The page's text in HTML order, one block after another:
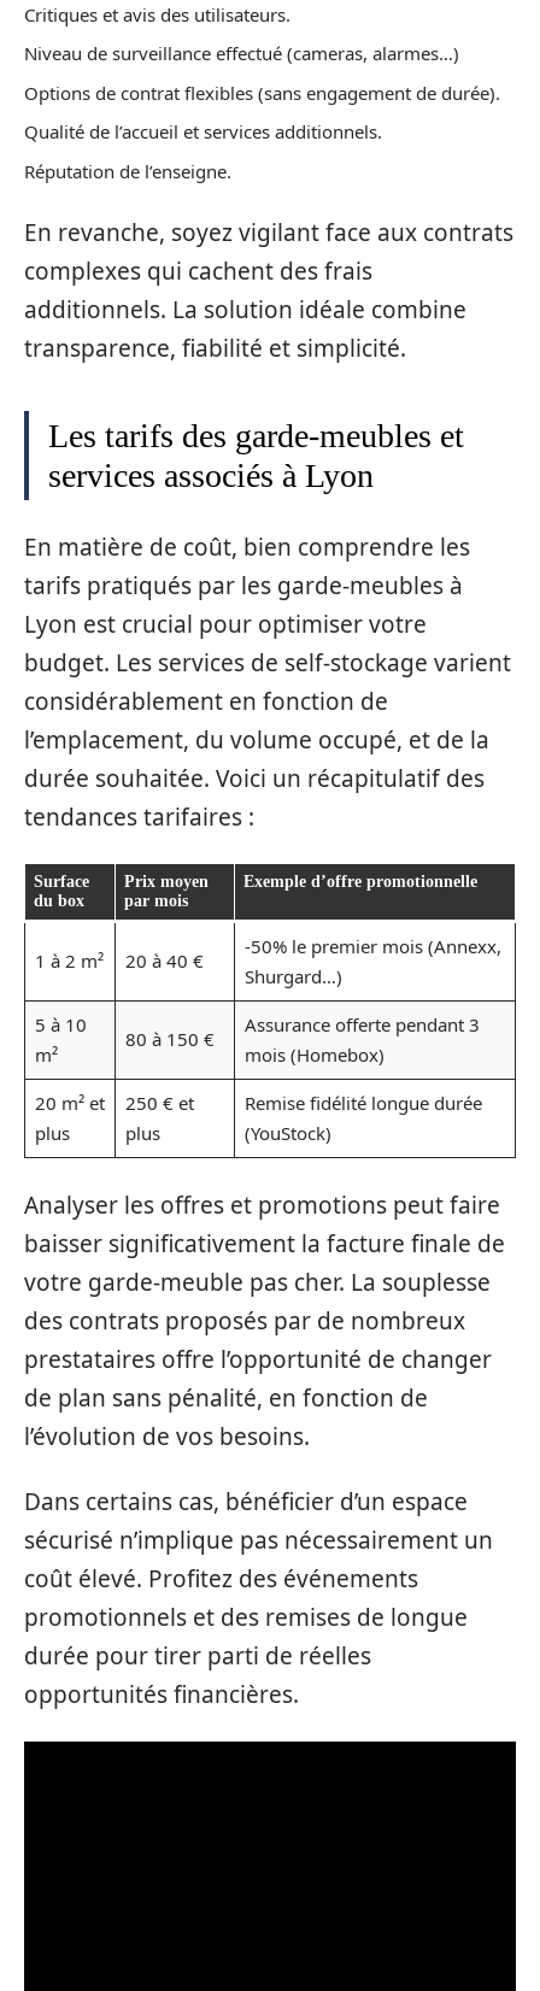
Critiques et avis des utilisateurs.
Niveau de surveillance effectué (cameras, alarmes…)
Options de contrat flexibles (sans engagement de durée).
Qualité de l’accueil et services additionnels.
Réputation de l’enseigne.
En revanche, soyez vigilant face aux contrats
complexes qui cachent des frais
additionnels. La solution idéale combine
transparence, fiabilité et simplicité.
Les tarifs des garde-meubles et
services associés à Lyon
En matière de coût, bien comprendre les
tarifs pratiqués par les garde-meubles à
Lyon est crucial pour optimiser votre
budget. Les services de self-stockage varient
considérablement en fonction de
l’emplacement, du volume occupé, et de la
durée souhaitée. Voici un récapitulatif des
tendances tarifaires :
Surface
du box
Prix moyen
par mois
Exemple d’offre promotionnelle
1 à 2 m² 20 à 40 €
-50% le premier mois (Annexx,
Shurgard…)
5 à 10
m²
80 à 150 €
Assurance offerte pendant 3
mois (Homebox)
20 m² et
plus
250 € et
plus
Remise fidélité longue durée
(YouStock)
Analyser les offres et promotions peut faire
baisser significativement la facture finale de
votre garde-meuble pas cher. La souplesse
des contrats proposés par de nombreux
prestataires offre l’opportunité de changer
de plan sans pénalité, en fonction de
l’évolution de vos besoins.
Dans certains cas, bénéficier d’un espace
sécurisé n’implique pas nécessairement un
coût élevé. Profitez des événements
promotionnels et des remises de longue
durée pour tirer parti de réelles
opportunités financières.